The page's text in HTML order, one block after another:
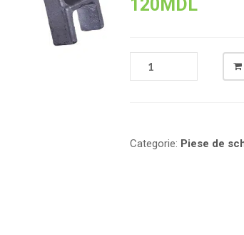
120 MDL
PENTRU
Categorie: Piese de